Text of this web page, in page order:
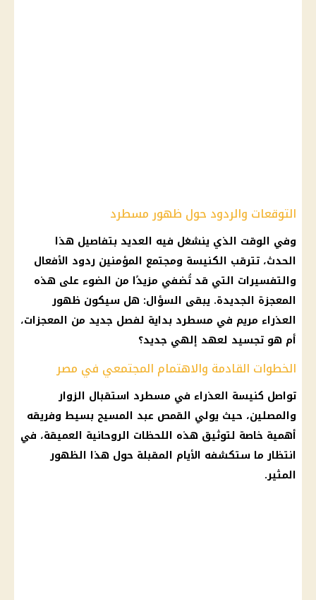
التوقعات والردود حول ظهور مسطرد
وفي الوقت الذي ينشغل فيه العديد بتفاصيل هذا
الحدث، تترقب الكنيسة ومجتمع المؤمنين ردود الأفعال
والتفسيرات التي قد تُضفي مزيدًا من الضوء على هذه
المعجزة الجديدة. يبقى السؤال: هل سيكون ظهور
العذراء مريم في مسطرد بداية لفصل جديد من المعجزات،
أم هو تجسيد لعهد إلهي جديد؟
الخطوات القادمة والاهتمام المجتمعي في مصر
تواصل كنيسة العذراء في مسطرد استقبال الزوار
والمصلين، حيث يولي القمص عبد المسيح بسيط وفريقه
أهمية خاصة لتوثيق هذه اللحظات الروحانية العميقة، في
انتظار ما ستكشفه الأيام المقبلة حول هذا الظهور
المثير.